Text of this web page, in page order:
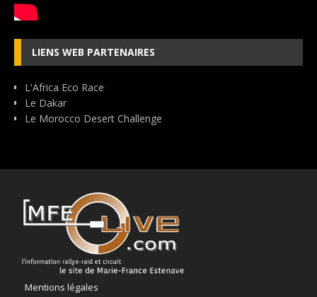
LIENS WEB PARTENAIRES
L'Africa Eco Race
Le Dakar
Le Morocco Desert Challenge
Mentions légales